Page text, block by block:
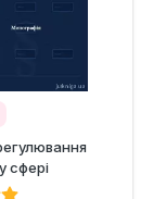
сфері
розподіленого